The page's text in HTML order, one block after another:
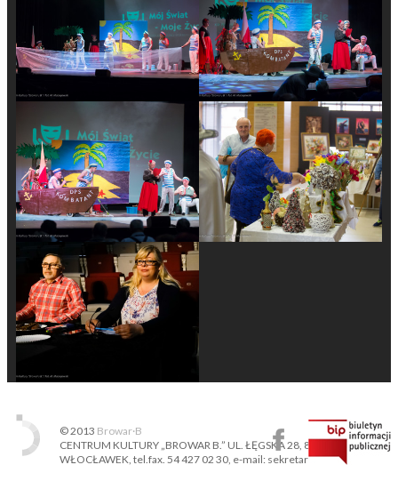
© 2013 Browar·B
CENTRUM KULTURY „BROWAR B.” UL. ŁĘGSKA 28, 87-800
WŁOCŁAWEK, tel.fax. 54 427 02 30, e-mail: sekretariat@ckbb.pl